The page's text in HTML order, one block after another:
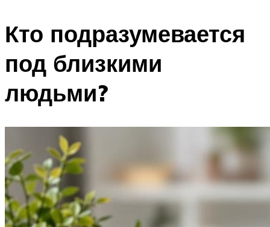
Кто подразумевается
под близкими
людьми?